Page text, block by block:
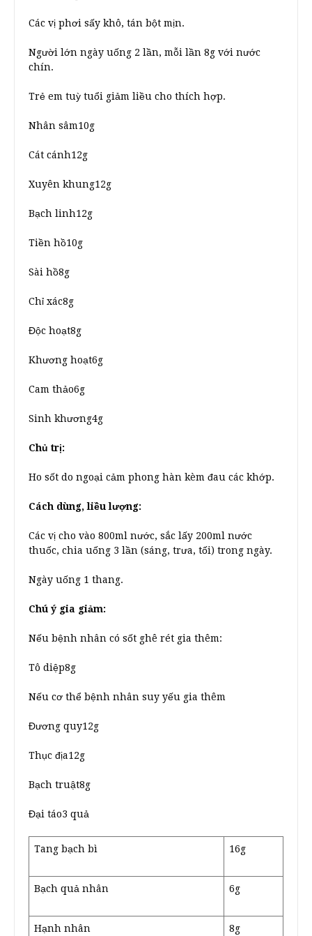
Các vị phơi sấy khô, tán bột mịn.
Người lớn ngày uống 2 lần, mỗi lần 8g với nước
chín.
Trẻ em tuỳ tuổi giảm liều cho thích hợp.
Nhân sâm10g
Cát cánh12g
Xuyên khung12g
Bạch linh12g
Tiền hồ10g
Sài hồ8g
Chỉ xác8g
Độc hoạt8g
Khương hoạt6g
Cam thảo6g
Sinh khương4g
Chủ trị:
Ho sốt do ngoại cảm phong hàn kèm đau các khớp.
Cách dùng, liều lượng:
Các vị cho vào 800ml nước, sắc lấy 200ml nước
thuốc, chia uống 3 lần (sáng, trưa, tối) trong ngày.
Ngày uống 1 thang.
Chú ý gia giảm:
Nếu bệnh nhân có sốt ghê rét gia thêm:
Tô diệp8g
Nếu cơ thể bệnh nhân suy yếu gia thêm
Đương quy12g
Thục địa12g
Bạch truật8g
Đại táo3 quả
Tang bạch bì 16g
Bạch quả nhân 6g
Hạnh nhân 8g